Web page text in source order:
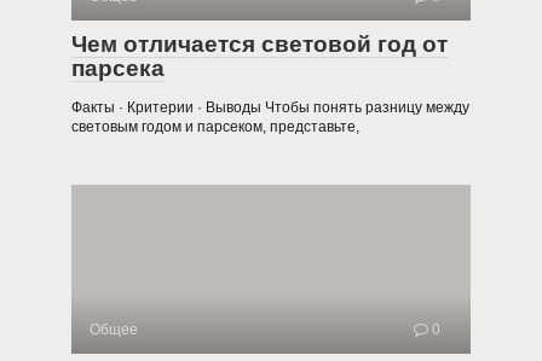
Чем отличается световой год от
парсека
Факты · Критерии · Выводы Чтобы понять разницу между
световым годом и парсеком, представьте,
Общее 0